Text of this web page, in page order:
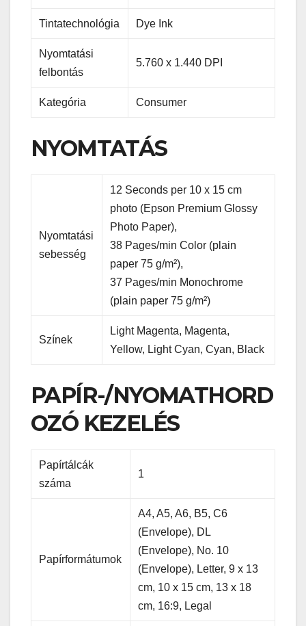
Tintatechnológia Dye Ink
Nyomtatási
felbontás
5.760 x 1.440 DPI
Kategória Consumer
NYOMTATÁS
Nyomtatási
sebesség
12 Seconds per 10 x 15 cm
photo (Epson Premium Glossy
Photo Paper),
38 Pages/min Color (plain
paper 75 g/m²),
37 Pages/min Monochrome
(plain paper 75 g/m²)
Színek
Light Magenta, Magenta,
Yellow, Light Cyan, Cyan, Black
PAPÍR-/NYOMATHORD
OZÓ KEZELÉS
Papírtálcák
száma
1
Papírformátumok
A4, A5, A6, B5, C6
(Envelope), DL
(Envelope), No. 10
(Envelope), Letter, 9 x 13
cm, 10 x 15 cm, 13 x 18
cm, 16:9, Legal